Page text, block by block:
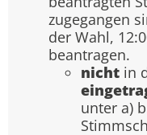
zugegangen
der Wahl,
beantragen.
nicht in
unter a)